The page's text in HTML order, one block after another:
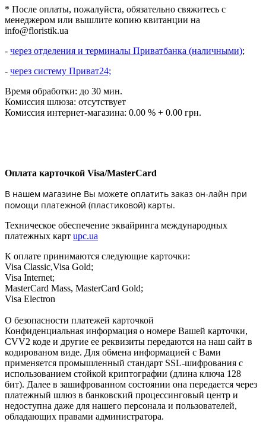
* После оплаты, пожалуйста, обязательно свяжитесь с
менеджером или вышлите копию квитанции на
info@floristik.ua
- через отделения и терминалы Приватбанка (наличными);
- через систему Приват24;
Время обработки: до 30 мин.
Комиссия шлюза: отсутствует
Комиссия интернет-магазина: 0.00 % + 0.00 грн.
Оплата карточкой Visa/MasterCard
В нашем магазине Вы можете оплатить заказ он-лайн при
помощи платежной (пластиковой) карты.
Техническое обеспечение эквайринга международных
платежных карт upc.ua
К оплате принимаются следующие карточки:
Visa Classic,Visa Gold;
Visa Internet;
MasterCard Mass, MasterCard Gold;
Visa Electron
О безопасности платежей карточкой
Конфиденциальная информация о номере Вашей карточки,
CVV2 коде и другие ее реквизиты передаются на наш сайт в
кодированом виде. Для обмена информацией с Вами
применяется промышленный стандарт SSL-шифрования с
использованием стойкой криптографии (длина ключа 128
бит). Далее в зашифрованном состоянии она передается через
платежный шлюз в банковский процессинговый центр и
недоступна даже для нашего персонала и пользователей,
обладающих правами администратора.